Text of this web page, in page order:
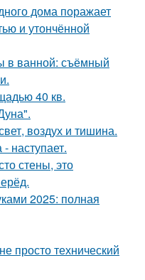
дома поражает
и утончённой
в ванной: съёмный
40 кв.
воздух и тишина.
наступает.
стены, это
2025: полная
просто технический